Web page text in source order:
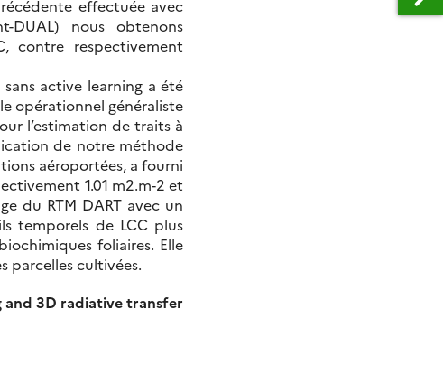
effectuée avec
DUAL) nous obtenons
contre respectivement
active learning a été
opérationnel généraliste
l’estimation de traits à
de notre méthode
aéroportées, a fourni
1.01 m2.m-2 et
du RTM DART avec un
temporels de LCC plus
foliaires. Elle
parcelles cultivées.
3D radiative transfer